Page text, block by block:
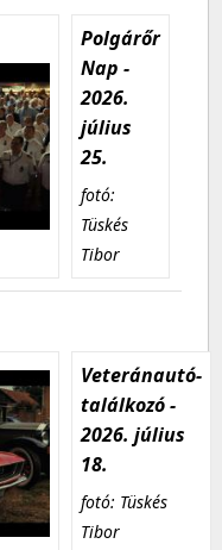
Polgárőr
Nap -
2026.
július
25.
fotó:
Tüskés
Tibor
Veteránautó-
találkozó -
2026. július
18.
fotó: Tüskés
Tibor